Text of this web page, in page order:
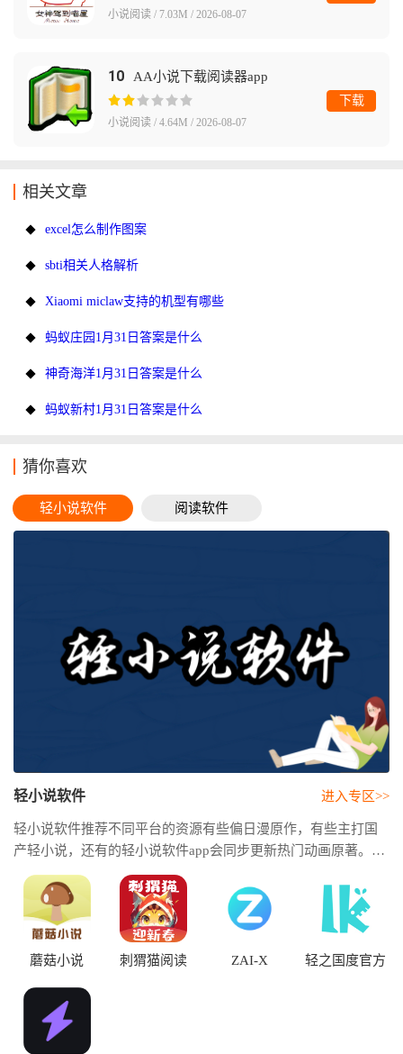
小说阅读 / 7.03M / 2026-08-07
10 AA小说下载阅读器app
小说阅读 / 4.64M / 2026-08-07
下载
相关文章
excel怎么制作图案
sbti相关人格解析
Xiaomi miclaw支持的机型有哪些
蚂蚁庄园1月31日答案是什么
神奇海洋1月31日答案是什么
蚂蚁新村1月31日答案是什么
猜你喜欢
轻小说软件 阅读软件
轻小说软件
轻小说软件推荐不同平台的资源有些偏日漫原作，有些主打国
产轻小说，还有的轻小说软件app会同步更新热门动画原著。免
费轻小说软件还能提供社区讨论、弹幕互动和书单推荐。
进入专区>>
蘑菇小说 刺猬猫阅读 ZAI-X
轻之国度官方